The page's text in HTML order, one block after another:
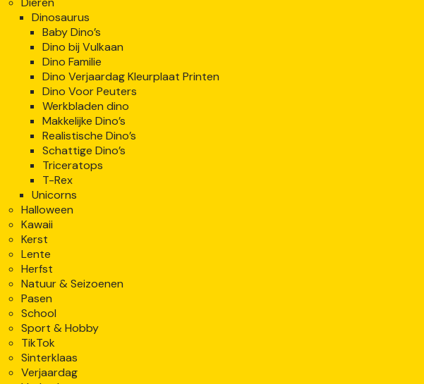
Dinosaurus
Baby Dino’s
Dino bij Vulkaan
Dino Familie
Dino Verjaardag Kleurplaat Printen
Dino Voor Peuters
Werkbladen dino
Makkelijke Dino’s
Realistische Dino’s
Schattige Dino’s
Triceratops
T-Rex
Unicorns
Halloween
Kawaii
Kerst
Lente
Herfst
Natuur & Seizoenen
Pasen
School
Sport & Hobby
TikTok
Sinterklaas
Verjaardag